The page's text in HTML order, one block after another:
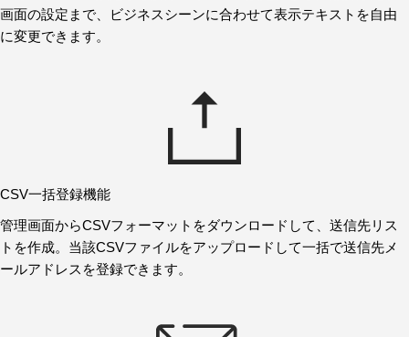
画面の設定まで、ビジネスシーンに合わせて表示テキストを自由
に変更できます。
CSV一括登録機能
管理画面からCSVフォーマットをダウンロードして、送信先リス
トを作成。当該CSVファイルをアップロードして一括で送信先メ
ールアドレスを登録できます。